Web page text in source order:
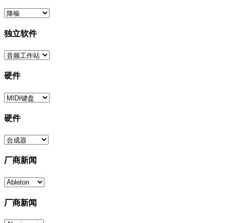
独立软件
硬件
硬件
厂商新闻
厂商新闻